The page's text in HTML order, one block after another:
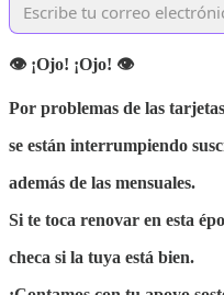
👁 ¡Ojo! ¡Ojo! 👁
Por problemas de las
se están interrumpiendo
además de las mensuales.
Si te toca renovar en esta
checa si la tuya está bien.